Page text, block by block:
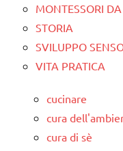
MONTESSORI
STORIA
SVILUPPO
VITA PRATICA
cucinare
cura
cura di sè